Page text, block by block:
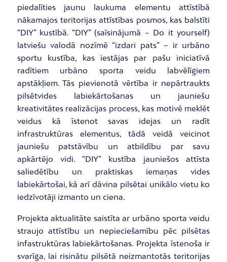
piedalīties jaunu laukuma elementu attīstībā
nākamajos teritorijas attīstības posmos, kas balstīti
“DIY” kustībā. “DIY” (saīsinājumā – Do it yourself)
latviešu valodā nozīmē “izdari pats” – ir urbāno
sportu kustība, kas iestājas par pašu iniciatīvā
radītiem urbāno sporta veidu labvēlīgiem
apstākļiem. Tās pievienotā vērtība ir nepārtraukts
pilsētvides labiekārtošanas un jauniešu
kreativitātes realizācijas process, kas motivē meklēt
veidus kā īstenot savas idejas un radīt
infrastruktūras elementus, tādā veidā veicinot
jauniešu patstāvību un atbildību par savu
apkārtējo vidi. “DIY” kustība jauniešos attīsta
saliedētību un praktiskas iemaņas vides
labiekārtošai, kā arī dāvina pilsētai unikālo vietu ko
iedzīvotāji izmanto un ciena.
Projekta aktualitāte saistīta ar urbāno sporta veidu
straujo attīstību un nepieciešamību pēc pilsētas
infastruktūras labiekārtošanas. Projekta īstenoša ir
svarīga, lai risinātu pilsētā neizmantotās teritorijas